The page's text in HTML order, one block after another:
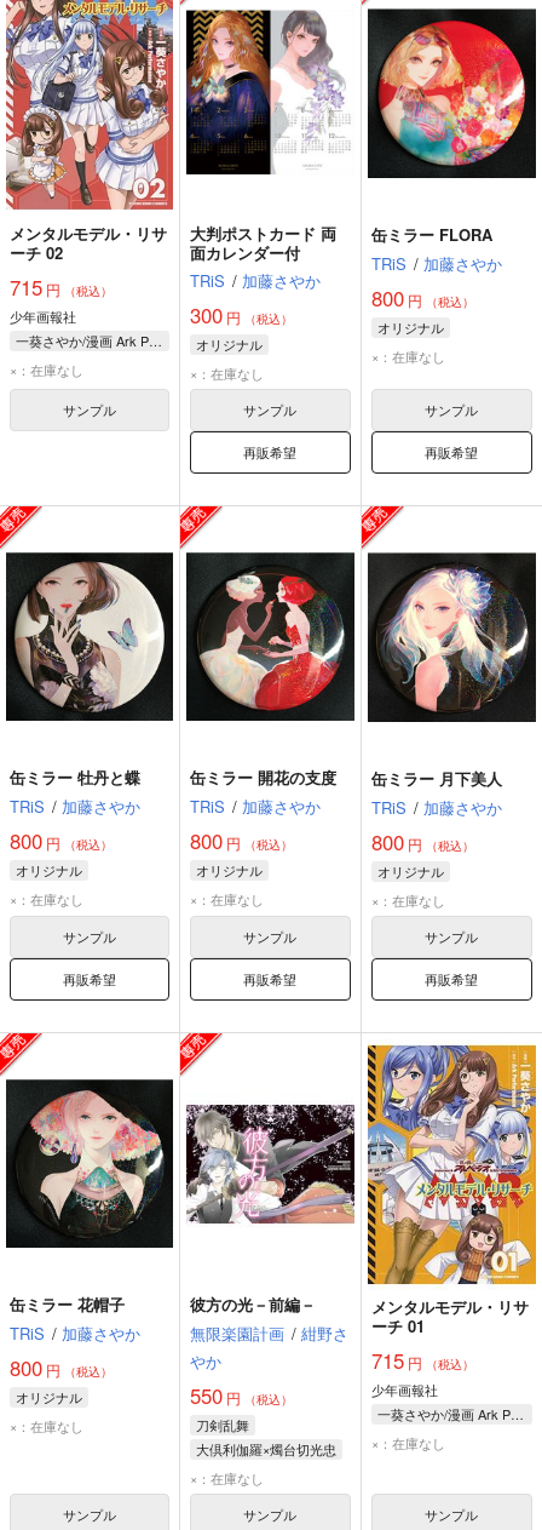
メンタルモデル・リサ
ーチ 02
715 円 （税込）
少年画報社
一葵さやか/漫画 Ark Performance/原作
×：在庫なし
サンプル
大判ポストカード 両
面カレンダー付
TRiS / 加藤さやか
300 円 （税込）
オリジナル
×：在庫なし
サンプル
再販希望
缶ミラー FLORA
TRiS / 加藤さやか
800円 （税込）
オリジナル
×：在庫なし
サンプル
再販希望
缶ミラー 牡丹と蝶
TRiS / 加藤さやか
800 円 （税込）
オリジナル
×：在庫なし
サンプル
再販希望
缶ミラー 開花の支度
TRiS / 加藤さやか
800 円 （税込）
オリジナル
×：在庫なし
サンプル
再販希望
缶ミラー 月下美人
TRiS / 加藤さやか
800円 （税込）
オリジナル
×：在庫なし
サンプル
再販希望
缶ミラー 花帽子
TRiS / 加藤さやか
800 円 （税込）
オリジナル
×：在庫なし
サンプル
彼方の光－前編－
無限楽園計画 / 紺野さ
やか
550 円 （税込）
刀剣乱舞
大倶利伽羅×燭台切光忠
大倶利伽羅
燭台切光忠
×：在庫なし
サンプル
メンタルモデル・リサ
ーチ 01
715円 （税込）
少年画報社
一葵さやか/漫画 Ark Performance/原作
×：在庫なし
サンプル